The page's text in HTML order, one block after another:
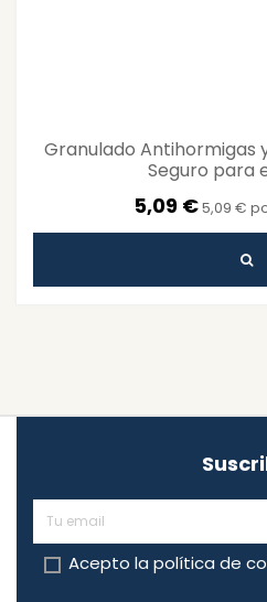
Granulado Antihormigas
Seguro para
5,09 €5,09 €
Acepto la política de